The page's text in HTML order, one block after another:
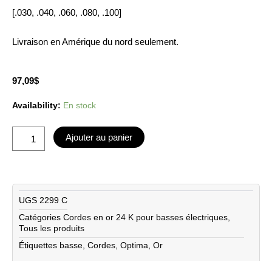
[.030, .040, .060, .080, .100]
Livraison en Amérique du nord seulement.
97,09$
Availability: En stock
quantité
Optima
cordes
électrique
cordes
Ajouter au panier
UGS 2299 C
Catégories Cordes en or 24 K pour basses électriques,
Tous les produits
Étiquettes basse, Cordes, Optima, Or